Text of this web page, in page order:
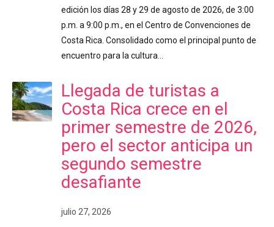
edición los días 28 y 29 de agosto de 2026, de 3:00
p.m. a 9:00 p.m., en el Centro de Convenciones de
Costa Rica. Consolidado como el principal punto de
encuentro para la cultura…
Llegada de turistas a
Costa Rica crece en el
primer semestre de 2026,
pero el sector anticipa un
segundo semestre
desafiante
julio 27, 2026